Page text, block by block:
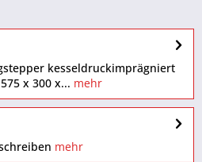
kesseldruckimprägniert
x 300 x... mehr
mehr